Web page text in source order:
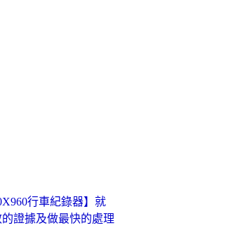
行車紀錄器】就
證據及做最快的處理